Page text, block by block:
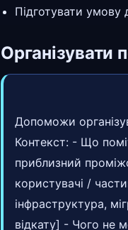
Підготувати умову
Організувати
Допоможи
Контекст: - Що
приблизний
користувачі /
інфраструктура,
відкату] - Чого не